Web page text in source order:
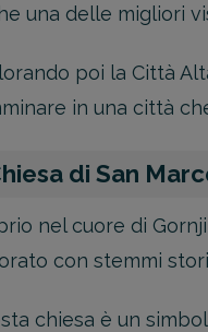
una delle migliori
poi la Città
in una città
di San
nel cuore di
con stemmi
chiesa è un